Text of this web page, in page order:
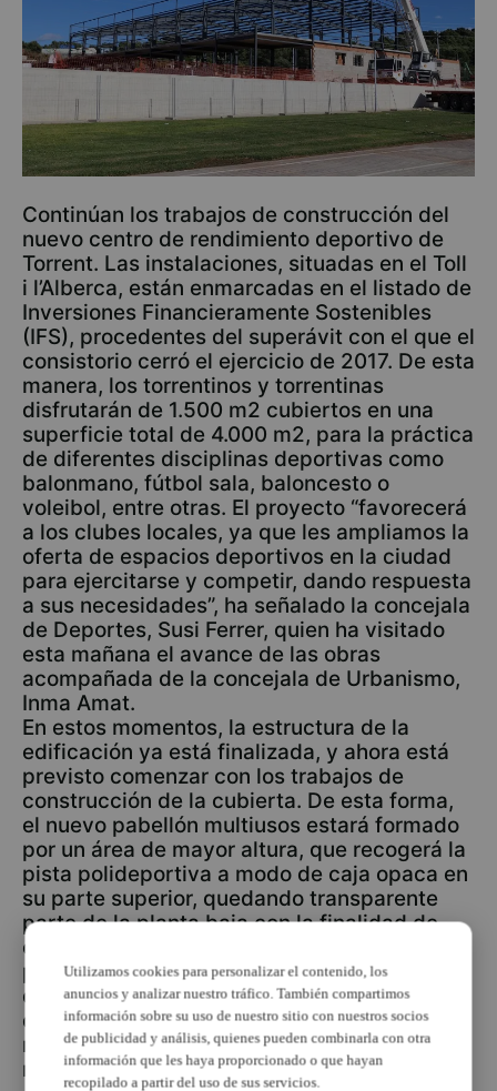
Continúan los trabajos de construcción del
nuevo centro de rendimiento deportivo de
Torrent. Las instalaciones, situadas en el Toll
i l’Alberca, están enmarcadas en el listado de
Inversiones Financieramente Sostenibles
(IFS), procedentes del superávit con el que el
consistorio cerró el ejercicio de 2017. De esta
manera, los torrentinos y torrentinas
disfrutarán de 1.500 m2 cubiertos en una
superficie total de 4.000 m2, para la práctica
de diferentes disciplinas deportivas como
balonmano, fútbol sala, baloncesto o
voleibol, entre otras. El proyecto “favorecerá
a los clubes locales, ya que les ampliamos la
oferta de espacios deportivos en la ciudad
para ejercitarse y competir, dando respuesta
a sus necesidades”, ha señalado la concejala
de Deportes, Susi Ferrer, quien ha visitado
esta mañana el avance de las obras
acompañada de la concejala de Urbanismo,
Inma Amat.
En estos momentos, la estructura de la
edificación ya está finalizada, y ahora está
previsto comenzar con los trabajos de
construcción de la cubierta. De esta forma,
el nuevo pabellón multiusos estará formado
por un área de mayor altura, que recogerá la
pista polideportiva a modo de caja opaca en
su parte superior, quedando transparente
parte de la planta baja con la finalidad de
conseguir una iluminación natural a pie de
pista. A este modulo principal se adosará, en
dos de sus lados, un áreade menor altura,
que albergará los espacios auxiliares
necesarios, tales como vestuarios,
recepción, almacenes, etc.
Utilizamos cookies para personalizar el contenido, los
anuncios y analizar nuestro tráfico. También compartimos
información sobre su uso de nuestro sitio con nuestros socios
de publicidad y análisis, quienes pueden combinarla con otra
información que les haya proporcionado o que hayan
recopilado a partir del uso de sus servicios.